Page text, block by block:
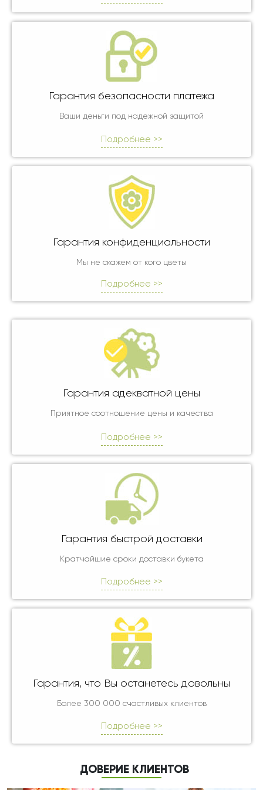
Гарантия безопасности платежа
Ваши деньги под надежной защитой
Подробнее >>
Гарантия конфиденциальности
Мы не скажем от кого цветы
Подробнее >>
Гарантия адекватной цены
Приятное соотношение цены и качества
Подробнее >>
Гарантия быстрой доставки
Кратчайшие сроки доставки букета
Подробнее >>
Гарантия, что Вы останетесь довольны
Более 300 000 счастливых клиентов
Подробнее >>
ДОВЕРИЕ КЛИЕНТОВ